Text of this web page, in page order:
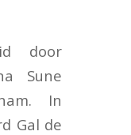
door
Sune
In
Gal de